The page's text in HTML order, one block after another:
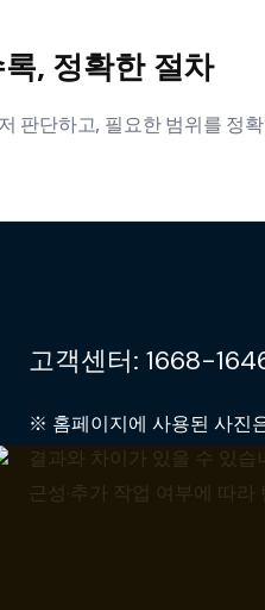
, 정확한 절차
저 판단하고, 필요한 범위를
고객센터: 1668-
※ 홈페이지에 사용된 사진
결과와 차이가 있을 수 있
근성·추가 작업 여부에 따